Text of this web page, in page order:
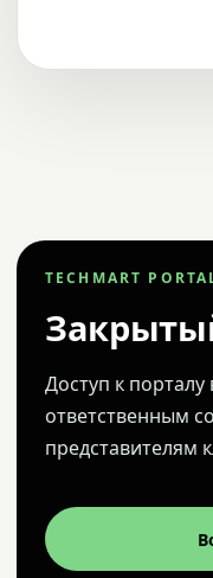
TECHMART
Доступ к порталу
ответственным
представителям